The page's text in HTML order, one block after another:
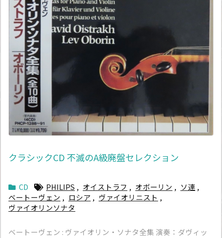
クラシックCD 不滅のA級廃盤セレクション
CD PHILIPS , オイストラフ , オボーリン , ソ連 ,
ベートーヴェン , ロシア , ヴァイオリニスト ,
ヴァイオリンソナタ
ベートーヴェン : ヴァイオリン・ソナタ全集 演奏：ダヴィッ